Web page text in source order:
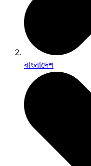
বাংলাদেশ